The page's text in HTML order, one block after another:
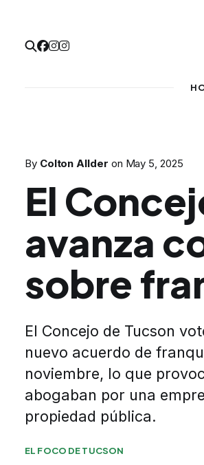
By Colton Allder on May 5, 2025
El
avanza
sobre
El Concejo de Tucson
nuevo acuerdo de
noviembre, lo que
abogaban por una
propiedad pública.
EL FOCO DE TUCSON